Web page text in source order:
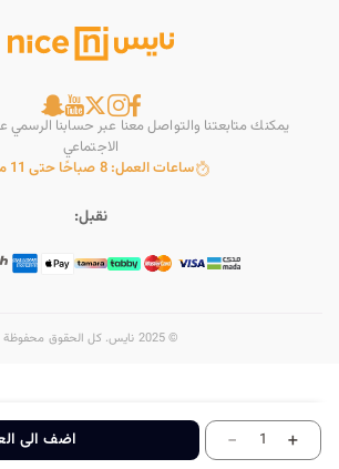
- 1 + اضف الى
يمكنك متابعتنا والتواصل معنا عبر حسابنا الرسمي
الاجتماعي
ساعات العمل: 8 صباحًا حتى 11 مساءًا
نقبل:
© 2025 نايس. كل الحقوق محفوظة